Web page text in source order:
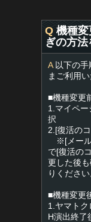
Q 機種
ぎの方
A以下の手
まご利用い
■機種変更
1.マイペ
択
2.[復活の
※[メール
で[復活の
更した後
りください
■機種変更
1.ヤマト
H演出終了